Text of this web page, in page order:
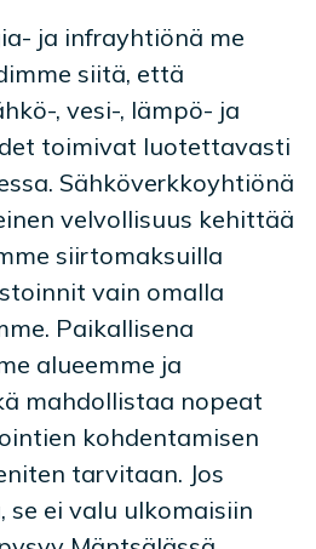
ja infrayhtiönä me
siitä, että
, vesi-, lämpö- ja
toimivat luotettavasti
Sähköverkkoyhtiönä
velvollisuus kehittää
siirtomaksuilla
vain omalla
Paikallisena
alueemme ja
mahdollistaa nopeat
kohdentamisen
tarvitaan. Jos
ei valu ulkomaisiin